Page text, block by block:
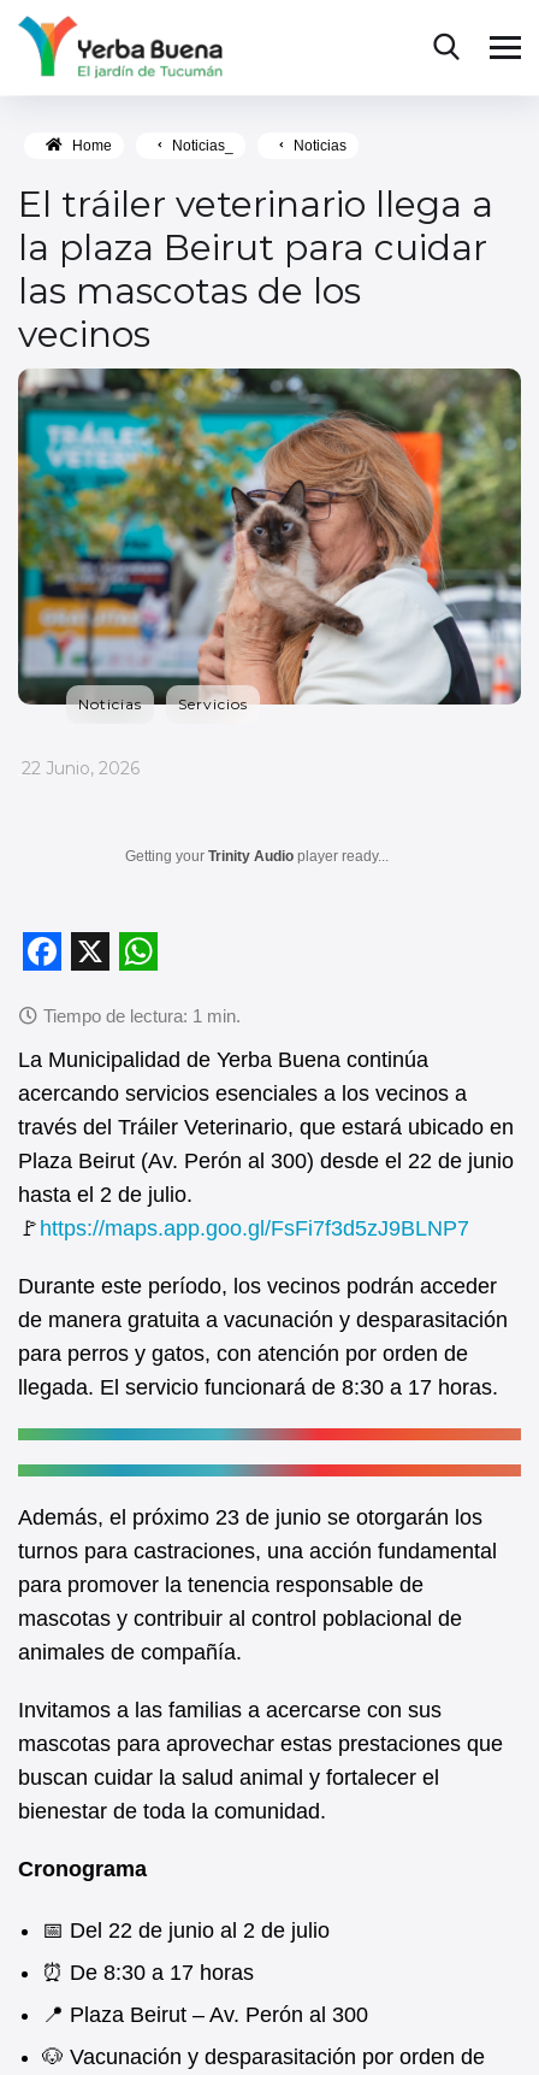
Home Noticias_ Noticias
El tráiler veterinario llega a
la plaza Beirut para cuidar
las mascotas de los
vecinos
Noticias Servicios
_
22 Junio, 2026
Getting your Trinity Audio player ready...
a
c
e
b
o
o
h
a
t
s
A
p
La Municipalidad de Yerba Buena continúa
acercando servicios esenciales a los vecinos a
través del Tráiler Veterinario, que estará ubicado en
Plaza Beirut (Av. Perón al 300) desde el 22 de junio
hasta el 2 de julio.
🚩 https://maps.app.goo.gl/FsFi7f3d5zJ9BLNP7
Durante este período, los vecinos podrán acceder
de manera gratuita a vacunación y desparasitación
para perros y gatos, con atención por orden de
llegada. El servicio funcionará de 8:30 a 17 horas.
Además, el próximo 23 de junio se otorgarán los
turnos para castraciones, una acción fundamental
para promover la tenencia responsable de
mascotas y contribuir al control poblacional de
animales de compañía.
Invitamos a las familias a acercarse con sus
mascotas para aprovechar estas prestaciones que
buscan cuidar la salud animal y fortalecer el
bienestar de toda la comunidad.
Cronograma
📅 Del 22 de junio al 2 de julio
⏰ De 8:30 a 17 horas
📍 Plaza Beirut – Av. Perón al 300
🐶 Vacunación y desparasitación por orden de